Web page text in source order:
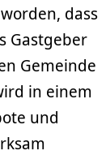
dass
Gastgeber
Gemeinde
in einem
und